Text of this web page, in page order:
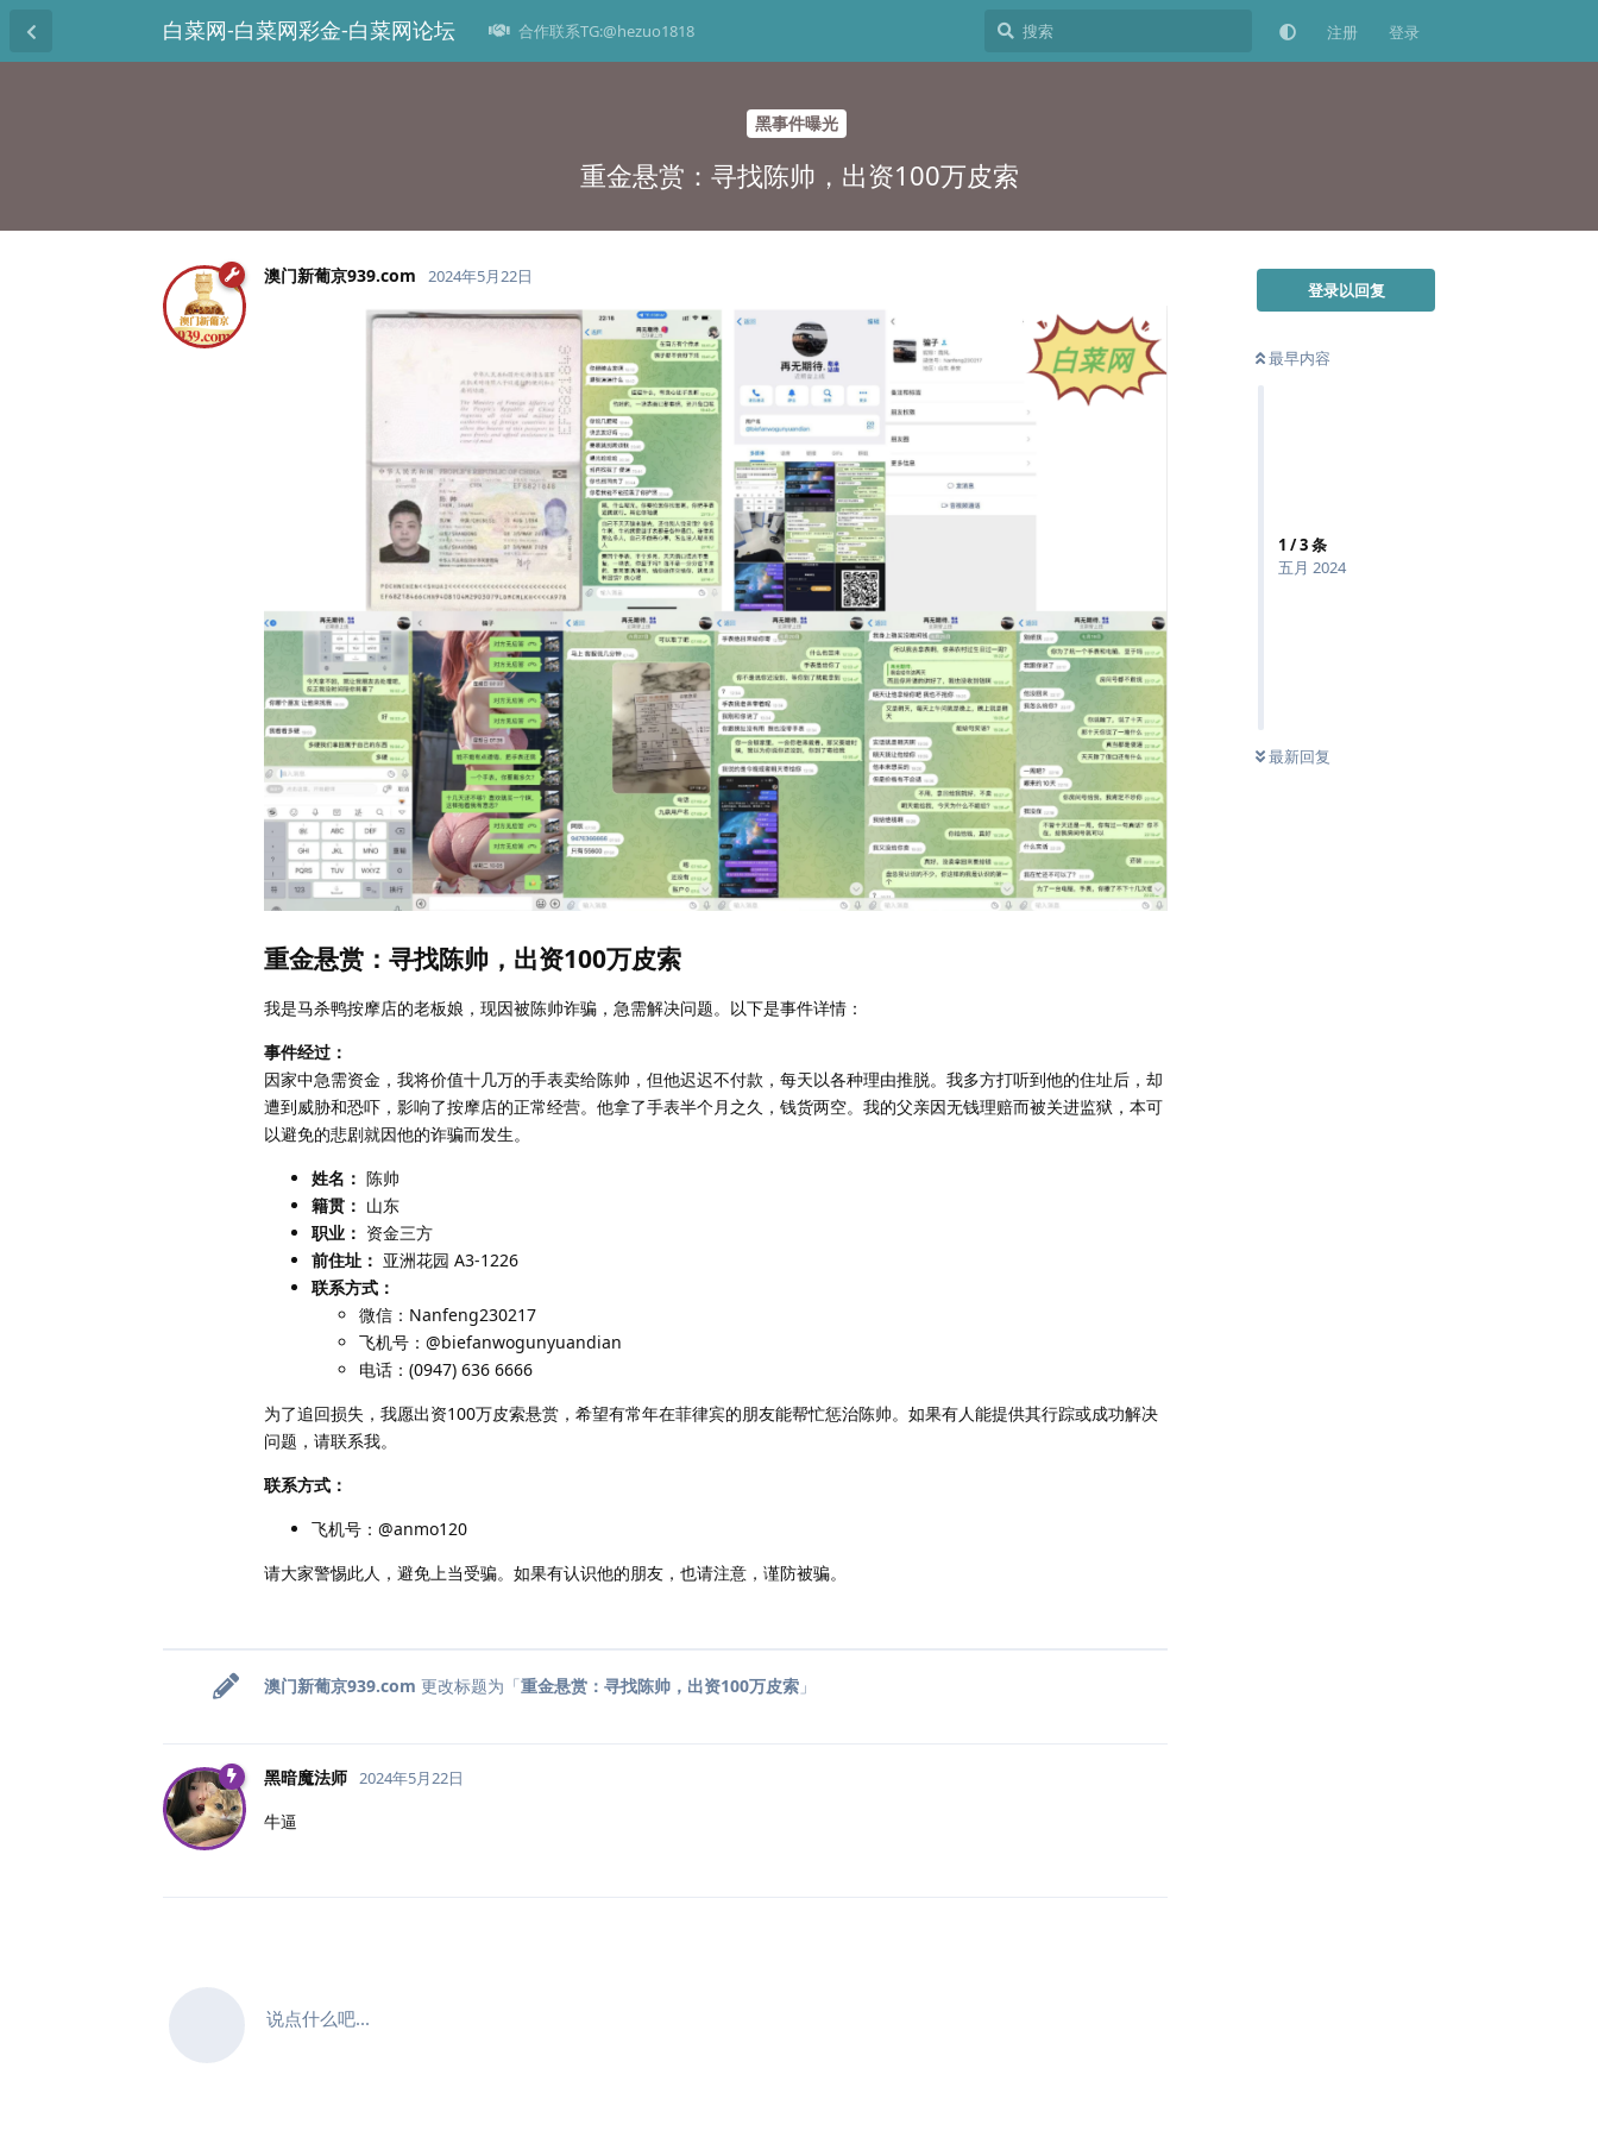
白菜网-白菜网彩金-白菜网论坛 合作联系TG:@hezuo1818 注册 登录
黑事件曝光
重金悬赏：寻找陈帅，出资100万皮索
登录以回复
最早内容
1 /3条
五月 2024
最新回复
澳门新葡京939.​com 2024年5月22日
重金悬赏：寻找陈帅，出资100万皮索
我是马杀鸭按摩店的老板娘，现因被陈帅诈骗，急需解决问题。以下是事件详情：
事件经过：
因家中急需资金，我将价值十几万的手表卖给陈帅，但他迟迟不付款，每天以各种理由推脱。我多方打听到他的住址后，却
遭到威胁和恐吓，影响了按摩店的正常经营。他拿了手表半个月之久，钱货两空。我的父亲因无钱理赔而被关进监狱，本可
以避免的悲剧就因他的诈骗而发生。
姓名： 陈帅
籍贯： 山东
职业： 资金三方
前住址： 亚洲花园 A3-1226
联系方式：
微信：Nanfeng230217
飞机号：@biefanwogunyuandian
电话：(0947) 636 6666
为了追回损失，我愿出资100万皮索悬赏，希望有常年在菲律宾的朋友能帮忙惩治陈帅。如果有人能提供其行踪或成功解决
问题，请联系我。
联系方式：
飞机号：@anmo120
请大家警惕此人，避免上当受骗。如果有认识他的朋友，也请注意，谨防被骗。
澳门新葡京939.​com 更改标题为「重金悬赏：寻找陈帅，出资100万皮索 」
黑暗魔法师 2024年5月22日
牛逼
说点什么吧...